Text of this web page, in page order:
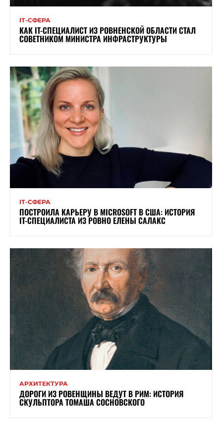
ІТ-СФЕРА
КАК IT-СПЕЦИАЛИСТ ИЗ РОВНЕНСКОЙ ОБЛАСТИ СТАЛ
СОВЕТНИКОМ МИНИСТРА ИНФРАСТРУКТУРЫ
ІТ-СФЕРА
ПОСТРОИЛА КАРЬЕРУ В MICROSOFT В США: ИСТОРИЯ
IT-СПЕЦИАЛИСТА ИЗ РОВНО ЕЛЕНЫ САЛАКС
АРХИТЕКТУРА
ДОРОГИ ИЗ РОВЕНЩИНЫ ВЕДУТ В РИМ: ИСТОРИЯ
СКУЛЬПТОРА ТОМАША СОСНОВСКОГО